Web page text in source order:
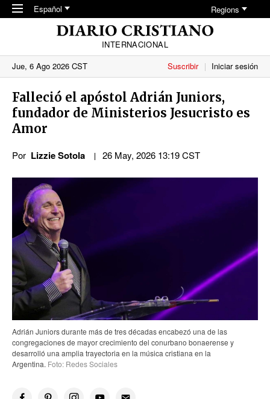
Skip to main content
Español Regions
INTERNACIONAL
Jue, 6 Ago 2026 CST
Suscribir Iniciar sesión
Falleció el apóstol Adrián Juniors,
fundador de Ministerios Jesucristo es
Amor
Por Lizzie Sotola 26 May, 2026 13:19 CST
Adrián Juniors durante más de tres décadas encabezó una de las
congregaciones de mayor crecimiento del conurbano bonaerense y
desarrolló una amplia trayectoria en la música cristiana en la
Argentina. Foto: Redes Sociales